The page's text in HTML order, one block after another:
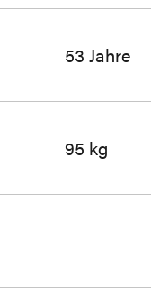
53 Jahre
95 kg